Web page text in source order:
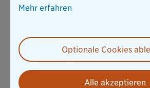
Unsere Motorradversicherung hilft
Aufwand nach einem Schaden gering zu
Mehr erfahren
Optionale Cookies
Alle akzeptieren